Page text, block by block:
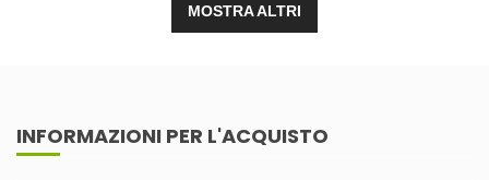
MOSTRA ALTRI
INFORMAZIONI PER L'ACQUISTO